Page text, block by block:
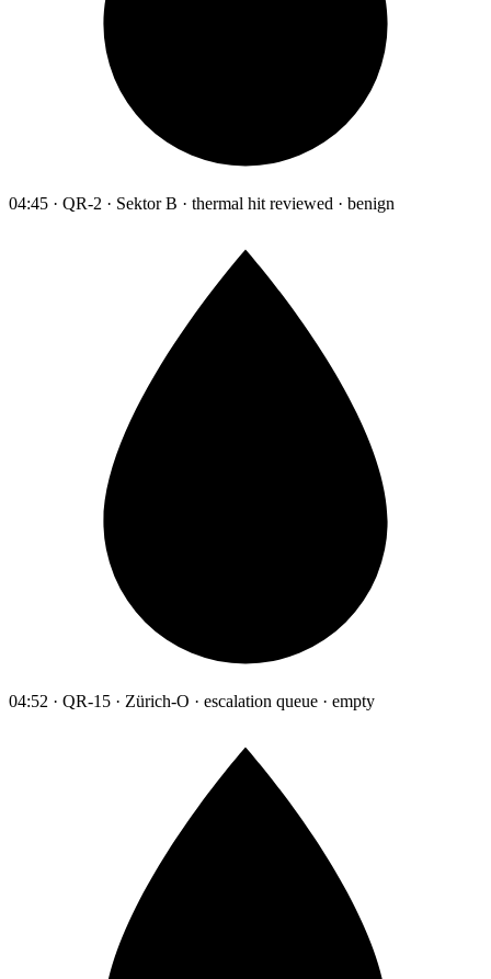
04:45 · QR-2 · Sektor B · thermal hit reviewed · benign
04:52 · QR-15 · Zürich-O · escalation queue · empty